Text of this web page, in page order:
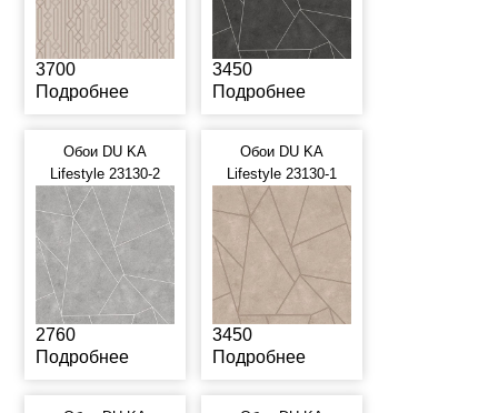
3700
Подробнее
3450
Подробнее
Обои DU KA
Lifestyle 23130-2
2760
Подробнее
Обои DU KA
Lifestyle 23130-1
3450
Подробнее